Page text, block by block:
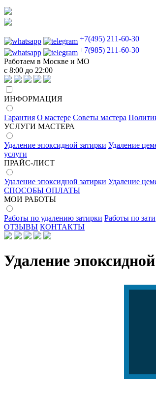
+7(495) 211-60-30
+7(985) 211-60-30
Работаем в Москве и МО
с 8:00 до 22:00
ИНФОРМАЦИЯ
Гарантия О мастере Советы мастера
УСЛУГИ МАСТЕРА
Удаление эпоксидной затирки Удаление
услуги
ПРАЙС-ЛИСТ
Удаление эпоксидной затирки Удаление
СПОСОБЫ ОПЛАТЫ
МОИ РАБОТЫ
Работы по удалению затирки Работы по
ОТЗЫВЫ КОНТАКТЫ
Удаление